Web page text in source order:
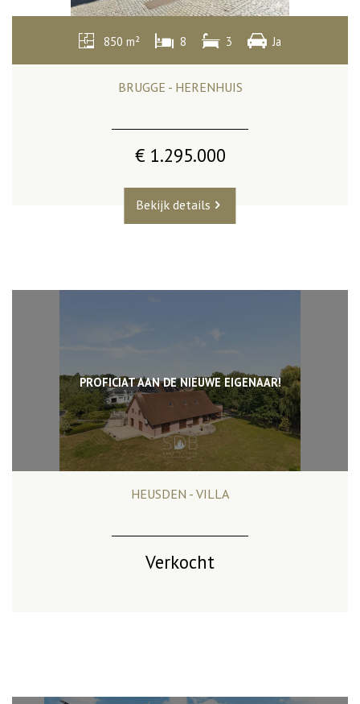
850 m² 8 3 Ja
BRUGGE - HERENHUIS
€ 1.295.000
Bekijk details
PROFICIAT AAN DE NIEUWE EIGENAAR!
588 m² 5 3
HEUSDEN - VILLA
Verkocht